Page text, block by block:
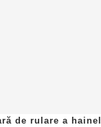
de rulare a